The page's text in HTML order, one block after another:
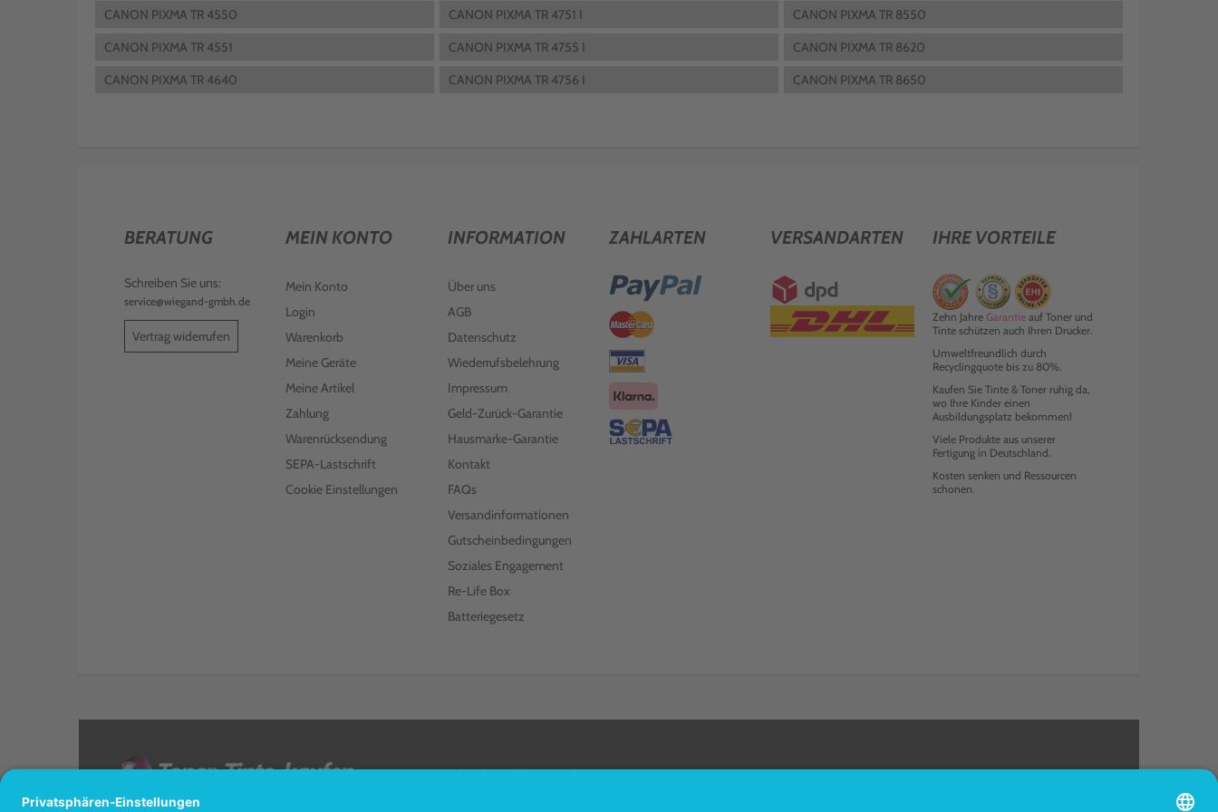
CANON PIXMA TR 4550
CANON PIXMA TR 4551
CANON PIXMA TR 4640
CANON PIXMA TR 4751 I
CANON PIXMA TR 4755 I
CANON PIXMA TR 4756 I
CANON PIXMA TR 8550
CANON PIXMA TR 8620
CANON PIXMA TR 8650
BERATUNG
Schreiben Sie uns:
service@wiegand-gmbh.de
Vertrag widerrufen
MEIN KONTO
Mein Konto
Login
Warenkorb
Meine Geräte
Meine Artikel
Zahlung
Warenrücksendung
SEPA-Lastschrift
Cookie Einstellungen
INFORMATION
Über uns
AGB
Datenschutz
Wiederrufsbelehrung
Impressum
Geld-Zurück-Garantie
Hausmarke-Garantie
Kontakt
FAQs
Versandinformationen
Gutscheinbedingungen
Soziales Engagement
Re-Life Box
Batteriegesetz
ZAHLARTEN VERSANDARTEN IHRE VORTEILE
Zehn Jahre Garantieauf Toner und
Tinte schützen auch Ihren Drucker.
Umweltfreundlich durch
Recyclingquote bis zu 80%.
Kaufen Sie Tinte & Toner ruhig da,
wo Ihre Kinder einen
Ausbildungsplatz bekommen!
Viele Produkte aus unserer
Fertigung in Deutschland.
Kosten senken und Ressourcen
schonen.
< FOLGEN SIE UNS